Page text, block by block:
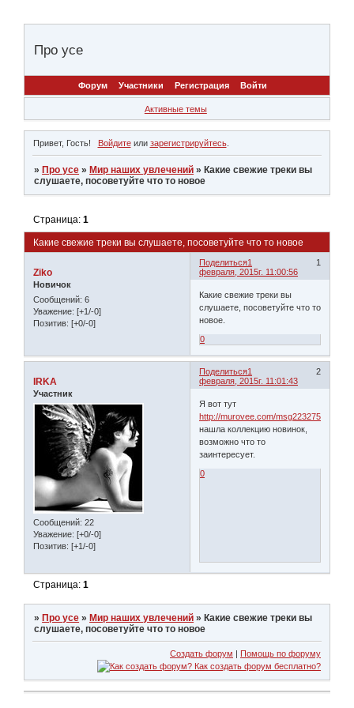
Про усе
Форум Участники Регистрация Войти
Активные темы
Привет, Гость! Войдитеили зарегистрируйтесь.
» Про усе » Мир наших увлечений » Какие свежие треки вы
слушаете, посоветуйте что то новое
Какие свежие треки вы слушаете, посоветуйте что то новое
Страница:1
Поделиться 1
1
февраля, 2015г. 11:00:56
Ziko
Новичок
Сообщений: 6
Уважение: [+1/-0]
Позитив: [+0/-0]
Какие свежие треки вы
слушаете, посоветуйте что то
новое.
0
Поделиться 2
1
февраля, 2015г. 11:01:43
IRKA
Участник
Сообщений: 22
Уважение: [+0/-0]
Позитив: [+1/-0]
Я вот тут
http://murovee.com/msg2232750
нашла коллекцию новинок,
возможно что то
заинтересует.
0
Страница:1
»Про усе »Мир наших увлечений »Какие свежие треки вы
слушаете, посоветуйте что то новое
Создать форум Помощь по форуму